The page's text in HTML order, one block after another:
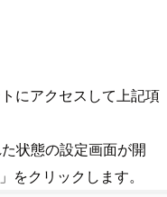
にアクセスして上記項
状態の設定画面が開
をクリックします。